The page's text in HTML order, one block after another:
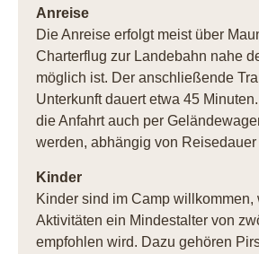
Anreise
Die Anreise erfolgt meist über
Charterflug zur Landebahn nahe
möglich ist. Der anschließende
Unterkunft dauert etwa 45
die Anfahrt auch per
werden, abhängig von
Kinder
Kinder sind im Camp willkommen,
Aktivitäten ein Mindestalter von
empfohlen wird. Dazu gehören